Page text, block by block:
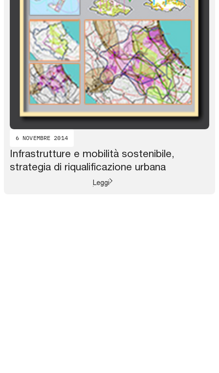
6 NOVEMBRE 2014
Infrastrutture e mobilità sostenibile,
strategia di riqualificazione urbana
Leggi